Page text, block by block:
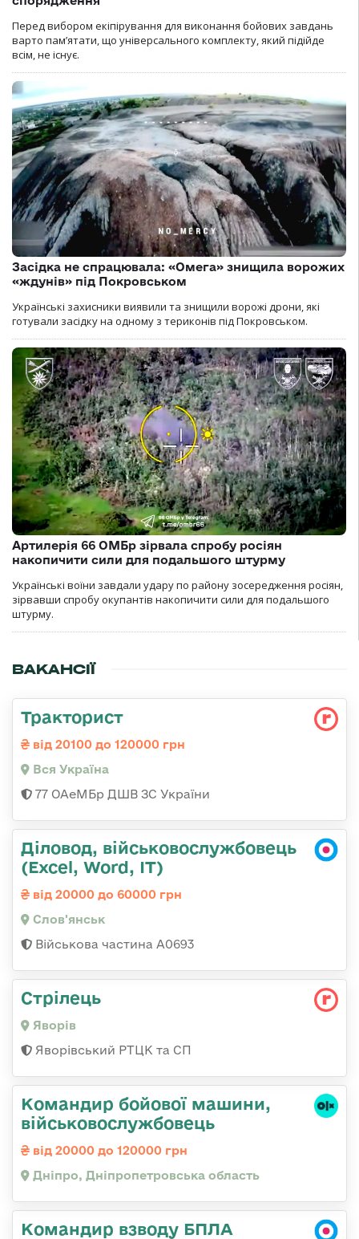
Перед вибором екіпірування для виконання бойових завдань
варто пам’ятати, що універсального комплекту, який підійде
всім, не існує.
Засідка не спрацювала: «Омега» знищила ворожих
«ждунів» під Покровськом
Українські захисники виявили та знищили ворожі дрони, які
готували засідку на одному з териконів під Покровськом.
Артилерія 66 ОМБр зірвала спробу росіян
накопичити сили для подальшого штурму
Українські воїни завдали удару по району зосередження росіян,
зірвавши спробу окупантів накопичити сили для подальшого
штурму.
ВАКАНСІЇ
Тракторист
від 20100 до 120000 грн
Вся Україна
77 ОАеМБр ДШВ ЗС України
Діловод, військовослужбовець
(Excel, Word, IT)
від 20000 до 60000 грн
Слов'янськ
Військова частина А0693
Стрілець
Яворів
Яворівський РТЦК та СП
Командир бойової машини,
військовослужбовець
від 20000 до 120000 грн
Дніпро, Дніпропетровська область
Командир взводу БПЛА